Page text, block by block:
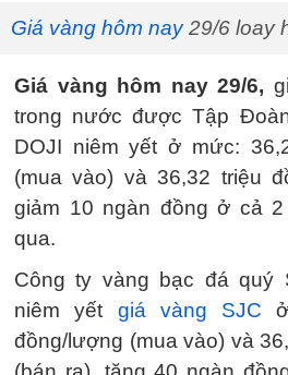
Giá vàng hôm nay29/6 loay
Giá vàng hôm nay 29/6,
trong nước được Tập
DOJI niêm yết ở mức:
(mua vào) và 36,32 triệu
giảm 10 ngàn đồng ở cả
qua.
Công ty vàng bạc đá quý
niêm yết giá vàng SJC
đồng/lượng (mua vào) và